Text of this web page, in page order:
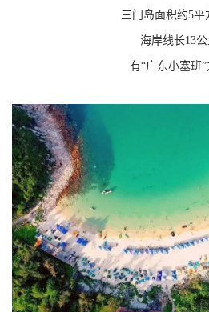
三门岛面积约5平
海岸线长13公
有“广东小塞班